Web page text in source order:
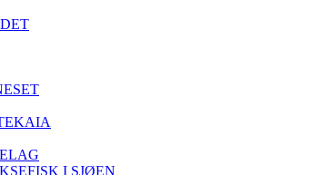
I SJØEN